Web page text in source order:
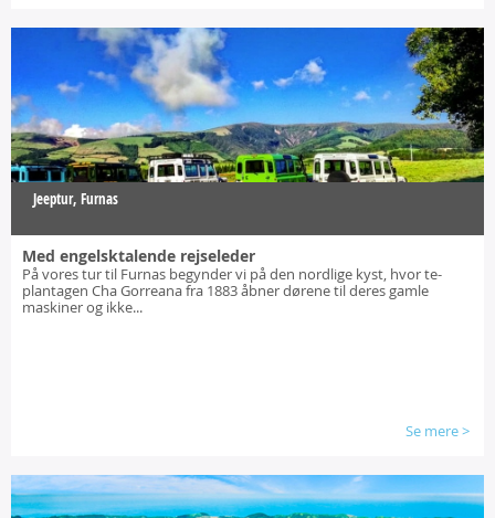
Jeeptur, Furnas
Med engelsktalende rejseleder
På vores tur til Furnas begynder vi på den nordlige kyst, hvor te-
plantagen Cha Gorreana fra 1883 åbner dørene til deres gamle
maskiner og ikke...
Se mere>